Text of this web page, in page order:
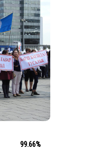
99.66%